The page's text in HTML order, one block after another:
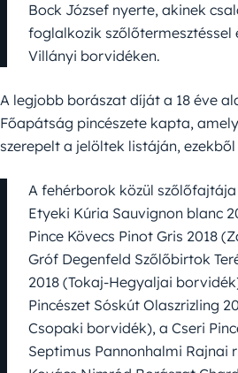
Bock József nyerte, akinek
foglalkozik szőlőtermesztéssel
Villányi borvidéken.
A legjobb borászat díját a 18 éve
Főapátság pincészete kapta,
szerepelt a jelöltek listáján,
A fehérborok közül
Etyeki Kúria Sauvignon blanc
Pince Kövecs Pinot Gris 2018
Gróf Degenfeld Szőlőbirtok
2018 (Tokaj-Hegyaljai
Pincészet Sóskút Olaszrizling
Csopaki borvidék), a Cseri
Septimus Pannonhalmi Rajnai